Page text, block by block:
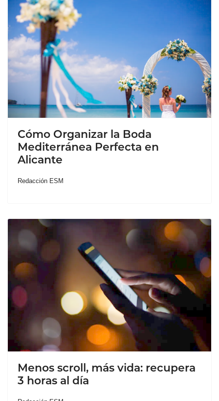
Cómo Organizar la Boda
Mediterránea Perfecta en
Alicante
Redacción ESM
Menos scroll, más vida: recupera
3 horas al día